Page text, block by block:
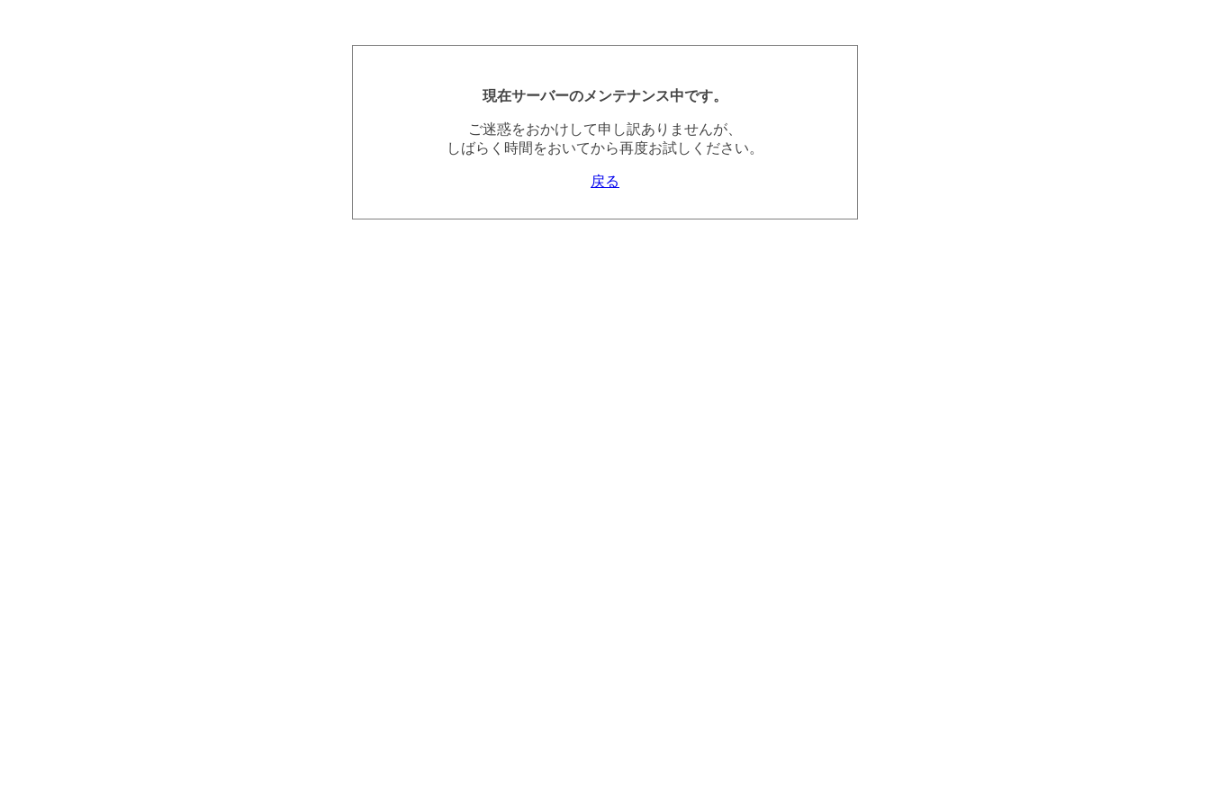
現在サーバーのメンテナンス中です。
ご迷惑をおかけして申し訳ありませんが、
しばらく時間をおいてから再度お試しください。
戻る